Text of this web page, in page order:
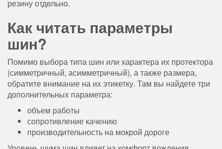
резину отдельно.
Как читать параметры
шин?
Помимо выбора типа шин или характера их протектора
(симметричный, асимметричный), а также размера,
обратите внимание на их этикетку. Там вы найдете три
дополнительных параметра:
объем работы
сопротивление качению
производительность на мокрой дороге